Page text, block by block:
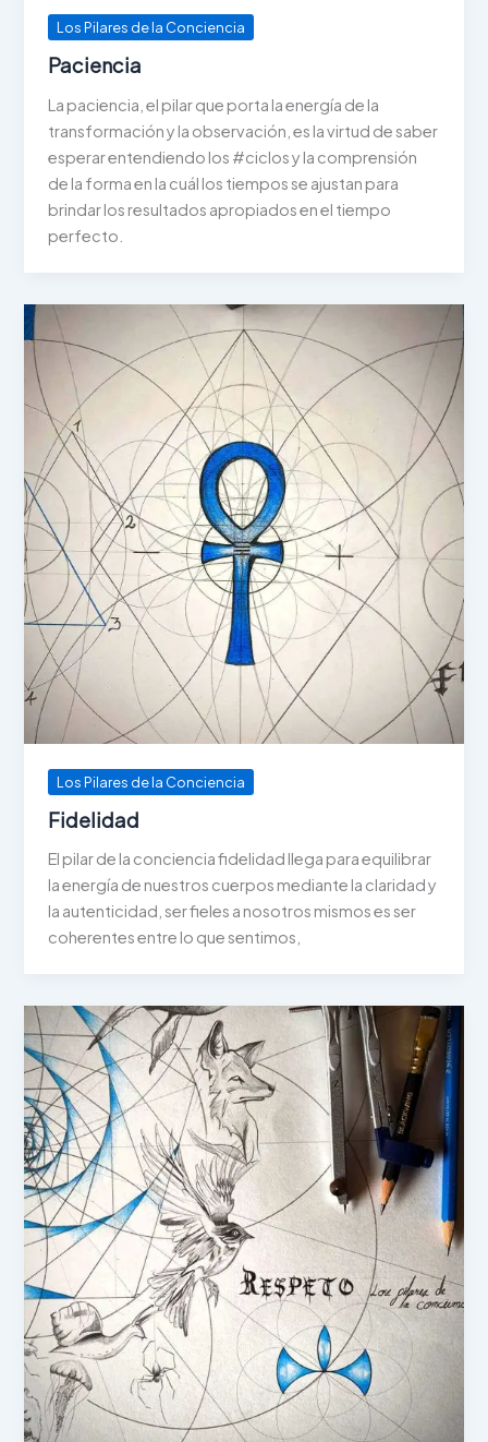
Los Pilares de la Conciencia
Paciencia
La paciencia, el pilar que porta la energía de la
transformación y la observación, es la virtud de saber
esperar entendiendo los #ciclos y la comprensión
de la forma en la cuál los tiempos se ajustan para
brindar los resultados apropiados en el tiempo
perfecto.
Los Pilares de la Conciencia
Fidelidad
El pilar de la conciencia fidelidad llega para equilibrar
la energía de nuestros cuerpos mediante la claridad y
la autenticidad, ser fieles a nosotros mismos es ser
coherentes entre lo que sentimos,